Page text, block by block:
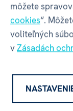
Vyrobené sú z
recykloveného
bez BPA a
nápojov z
Objem:250 ml
môžete
cookies“.
voliteľných
vZásadách